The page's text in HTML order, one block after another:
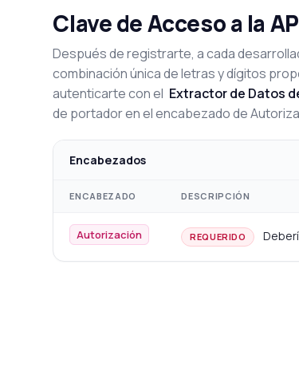
Clave de Acceso a la
Después de registrarte, a cada
combinación única de letras y dígitos
autenticarte con el Extractor de Datos
de portador en el encabezado de
Encabezados
ENCABEZADO DESCRIPCIÓN
Autorización REQUERIDO